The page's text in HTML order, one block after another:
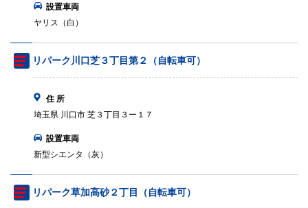
設置車両
ヤリス（白）
リパーク川口芝３丁目第２（自転車可）
住 所
埼玉県 川口市 芝３丁目３ー１７
設置車両
新型シエンタ（灰）
リパーク草加高砂２丁目（自転車可）